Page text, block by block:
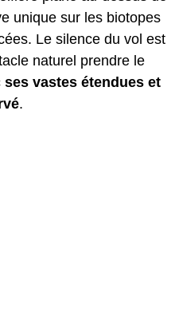
unique sur les biotopes
Le silence du vol est
naturel prendre le
vastes étendues et
.